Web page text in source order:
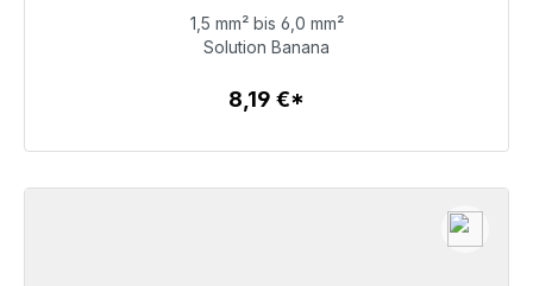
8,19 €
1,5 mm² bis 6,0 mm²
Solution Banana
8,19 €*